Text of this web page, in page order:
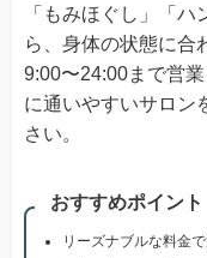
「もみほぐし」「
ら、身体の状態に合
9:00〜24:00まで営
に通いやすいサロン
さい。
おすすめポイント
リーズナブルな料金